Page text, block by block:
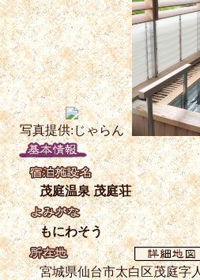
写真提供:じゃらん
茂庭温泉 茂庭荘
もにわそう
宮城県仙台市太白区茂庭字